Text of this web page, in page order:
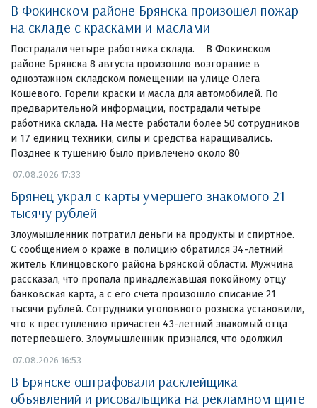
В Фокинском районе Брянска произошел пожар
на складе с красками и маслами
Пострадали четыре работника склада. В Фокинском
районе Брянска 8 августа произошло возгорание в
одноэтажном складском помещении на улице Олега
Кошевого. Горели краски и масла для автомобилей. По
предварительной информации, пострадали четыре
работника склада. На месте работали более 50 сотрудников
и 17 единиц техники, силы и средства наращивались.
Позднее к тушению было привлечено около 80
07.08.2026 17:33
Брянец украл с карты умершего знакомого 21
тысячу рублей
Злоумышленник потратил деньги на продукты и спиртное.
С сообщением о краже в полицию обратился 34-летний
житель Клинцовского района Брянской области. Мужчина
рассказал, что пропала принадлежавшая покойному отцу
банковская карта, а с его счета произошло списание 21
тысячи рублей. Сотрудники уголовного розыска установили,
что к преступлению причастен 43-летний знакомый отца
потерпевшего. Злоумышленник признался, что одолжил
07.08.2026 16:53
В Брянске оштрафовали расклейщика
объявлений и рисовальщика на рекламном щите